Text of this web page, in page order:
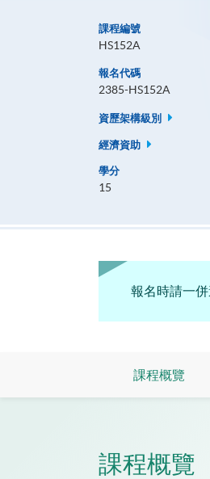
課程編號
HS152A
報名代碼
2385-HS152A
資歷架構級別
經濟資助
學分
15
報名時請一
課程概覽
課程概覽